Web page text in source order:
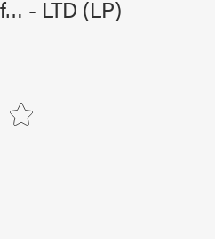
- LTD (LP)